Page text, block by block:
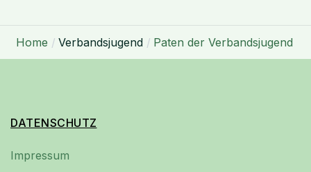
Home Verbandsjugend Paten der Verbandsjugend
DATENSCHUTZ
Impressum